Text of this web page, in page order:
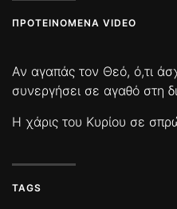
ΠΡΟΤΕΙΝΌΜΕΝΑ VIDEO
Αν αγαπάς τον Θεό, ό,τι
συνεργήσει σε αγαθό στη
Η χάρις του Κυρίου σε
TAGS